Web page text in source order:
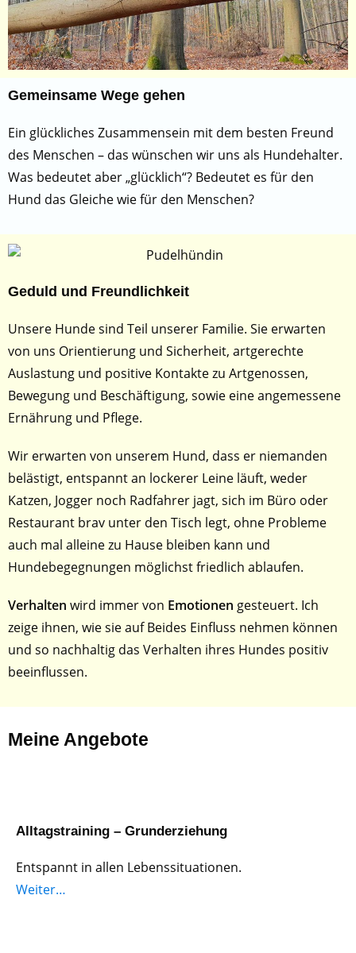
Gemeinsame Wege gehen
Ein glückliches Zusammensein mit dem besten Freund
des Menschen – das wünschen wir uns als Hundehalter.
Was bedeutet aber „glücklich“? Bedeutet es für den
Hund das Gleiche wie für den Menschen?
Geduld und Freundlichkeit
Unsere Hunde sind Teil unserer Familie. Sie erwarten
von uns Orientierung und Sicherheit, artgerechte
Auslastung und positive Kontakte zu Artgenossen,
Bewegung und Beschäftigung, sowie eine angemessene
Ernährung und Pflege.
Wir erwarten von unserem Hund, dass er niemanden
belästigt, entspannt an lockerer Leine läuft, weder
Katzen, Jogger noch Radfahrer jagt, sich im Büro oder
Restaurant brav unter den Tisch legt, ohne Probleme
auch mal alleine zu Hause bleiben kann und
Hundebegegnungen möglichst friedlich ablaufen.
Verhalten wird immer von Emotionen gesteuert. Ich
zeige ihnen, wie sie auf Beides Einfluss nehmen können
und so nachhaltig das Verhalten ihres Hundes positiv
beeinflussen.
Meine Angebote
Alltagstraining – Grunderziehung
Entspannt in allen Lebenssituationen.
Weiter…